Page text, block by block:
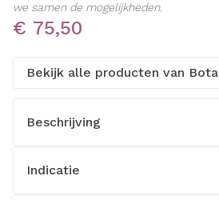
€ 75,50
we samen de mogelijkheden.
Bekijk alle producten van Bota
Beschrijving
Indicatie